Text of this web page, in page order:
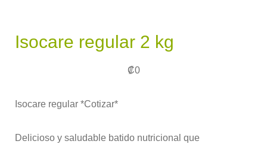
Isocare regular 2 kg
₡0
Isocare regular *Cotizar*
Delicioso y saludable batido nutricional que